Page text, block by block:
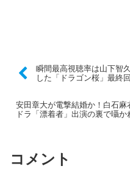
瞬間最高視聴率は山下智
した「ドラゴン桜」最終
安田章大が電撃結婚か！白石
ドラ「漂着者」出演の裏で囁
コメント